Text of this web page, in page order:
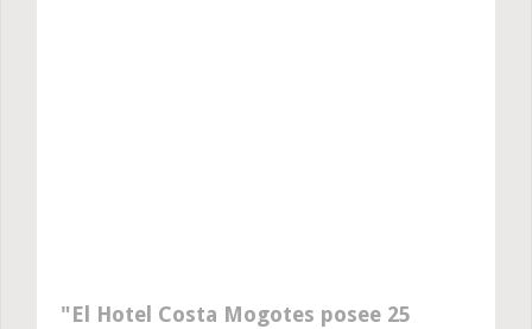
El Hotel Costa Mogotes posee 25